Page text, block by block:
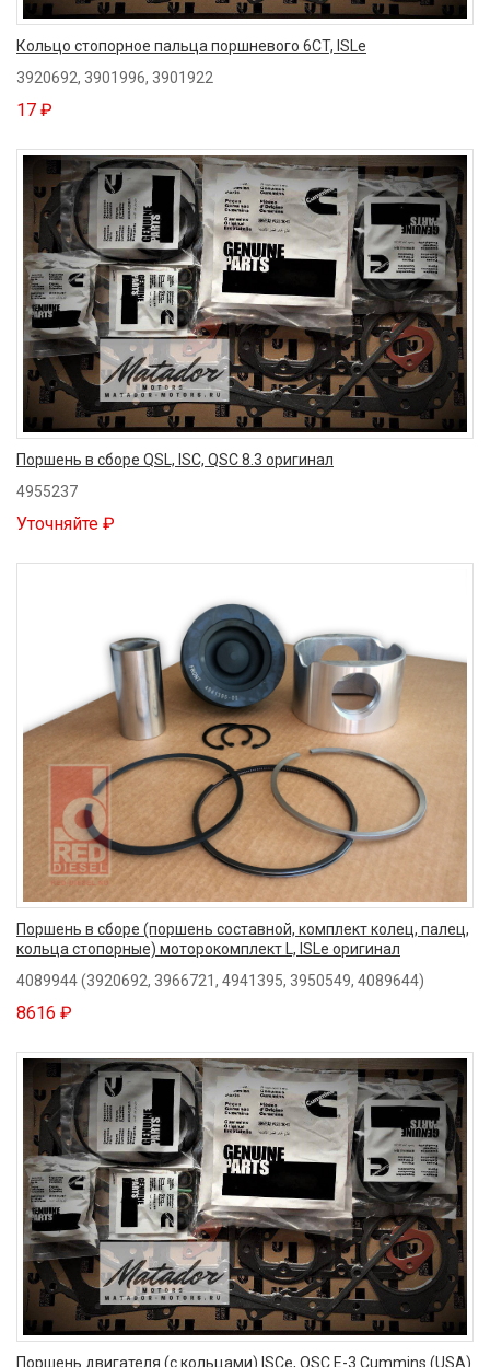
Кольцо стопорное пальца поршневого 6CT, ISLe
3920692, 3901996, 3901922
17 ₽
Поршень в сборе QSL, ISC, QSC 8.3 оригинал
4955237
Уточняйте ₽
Поршень в сборе (поршень составной, комплект колец, палец,
кольца стопорные) моторокомплект L, ISLe оригинал
4089944 (3920692, 3966721, 4941395, 3950549, 4089644)
8616 ₽
Поршень двигателя (с кольцами) ISCe, QSC E-3 Cummins (USA)